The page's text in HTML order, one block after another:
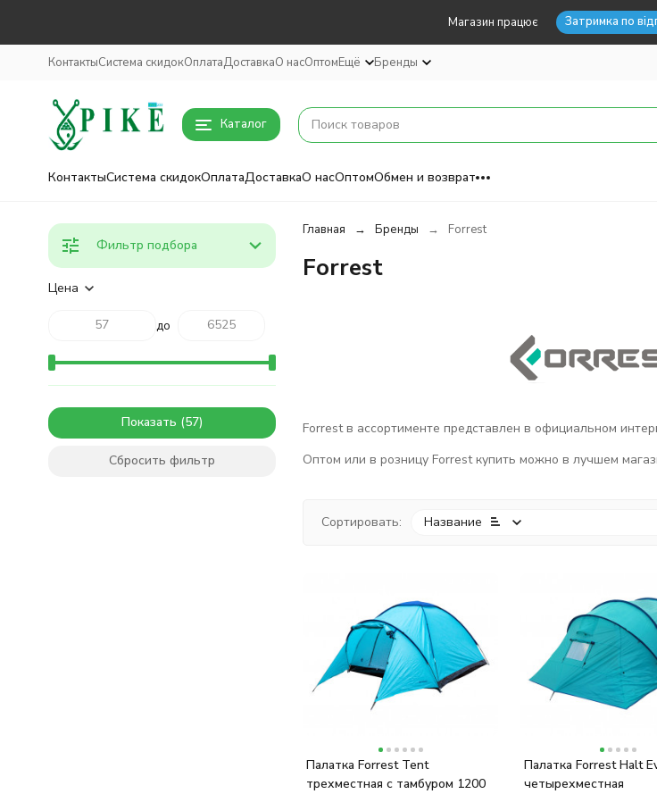
Магазин працює Затримка по
КонтактыСистема скидокОплатаДоставкаО насОптомЕщё Бренды
Каталог
КонтактыСистема скидокОплатаДоставкаО насОптомОбмен и возврат
Главная Бренды Forrest
Forrest
Forrest в ассортименте представлен в официальном
Оптом или в розницу Forrest купить можно в лучшем
Сортировать: Название
Палатка Forrest Tent
трехместная с тамбуром 1200
Палатка Forrest Halt
четырехместная
Фильтр подбора
Цена
до
Показать
Сбросить фильтр